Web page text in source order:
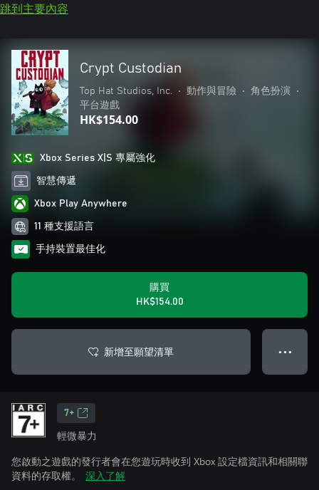
跳到主要內容
Crypt Custodian
Top Hat Studios, Inc. • 動作與冒險 • 角色扮演
•
平台遊戲
HK$154.00
Xbox Series X|S 專屬強化
智慧傳遞
Xbox Play Anywhere
11 種支援語言
手持裝置最佳化
購買
HK$154.00
新增至願望清單 ● ● ●
7+
輕微暴力
您啟動之遊戲的發行者會在您遊玩時收到 Xbox 設定檔資訊和相關聯
資料的存取權。
深入了解